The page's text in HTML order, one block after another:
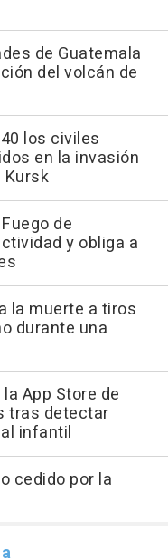
de Guatemala
del volcán de
los civiles
en la invasión
Kursk
de
y obliga a
la muerte a tiros
durante una
App Store de
tras detectar
infantil
cedido por la